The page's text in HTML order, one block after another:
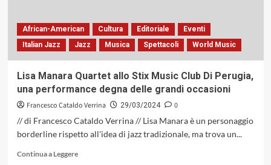
African-American Cultura Editoriale
Eventi
Italian Jazz
Jazz Musica Spettacoli World Music
Lisa Manara Quartet allo Stix Music Club Di Perugia,
una performance degna delle grandi occasioni
Francesco Cataldo Verrina 29/03/2024
0
// di Francesco Cataldo Verrina // Lisa Manara è un personaggio
borderline rispetto all'idea di jazz tradizionale, ma trova un...
Continua a LeggereLeggi